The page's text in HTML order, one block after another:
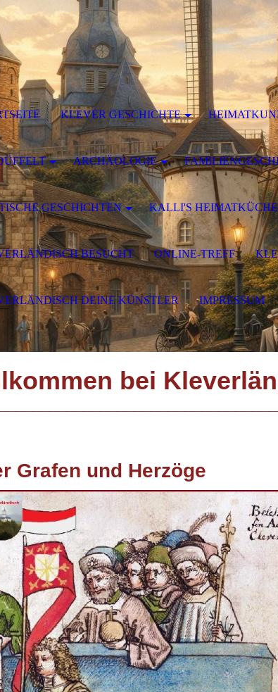
bei
und Herzöge
KLEVER GESCHICHTE
ARCHÄOLOGIE
GESCHICHTEN KALLI'S HEIMATKÜCHE
BESUCHT ONLINE-TREFF
DEINE KÜNSTLER IMPRESSUM